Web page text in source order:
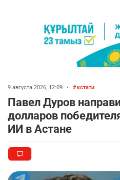
9 августа 2026, 12:09 • кстати
Павел Дуров
долларов
ИИ в Астане